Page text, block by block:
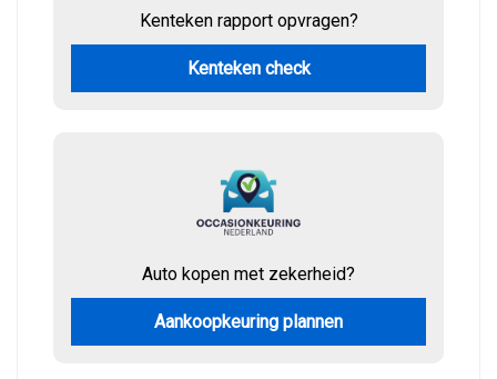
Kenteken rapport opvragen?
Kenteken check
Auto kopen met zekerheid?
Aankoopkeuring plannen